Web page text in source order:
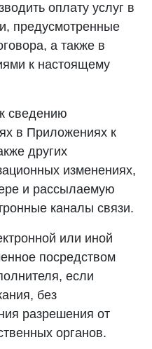
оплату услуг в
предусмотренные
а также в
к настоящему
сведению
в Приложениях к
других
изменениях,
и рассылаемую
каналы связи.
или иной
посредством
если
без
разрешения от
органов.